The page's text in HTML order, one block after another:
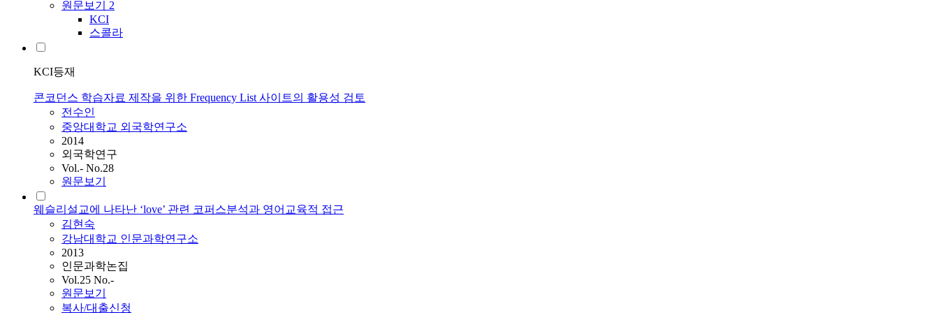
원문보기 2
KCI
스콜라
KCI등재
콘코던스 학습자료 제작을 위한 Frequency List 사이트의 활용성 검토
전수인
중앙대학교 외국학연구소
2014
외국학연구
Vol.- No.28
원문보기
웨슬리설교에 나타난 ‘love’ 관련 코퍼스분석과 영어교육적 접근
김현숙
강남대학교 인문과학연구소
2013
인문과학논집
Vol.25 No.-
원문보기
복사/대출신청